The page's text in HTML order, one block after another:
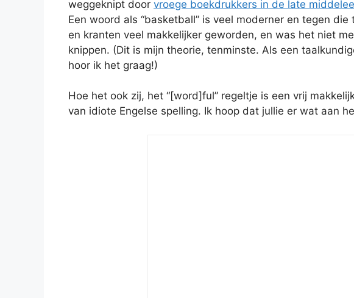
weggeknipt door vroege boekdrukkers in de late
Een woord als “basketball” is veel moderner en tegen
en kranten veel makkelijker geworden, en was het niet
knippen. (Dit is mijn theorie, tenminste. Als een
hoor ik het graag!)
Hoe het ook zij, het “[word]ful” regeltje is een vrij
van idiote Engelse spelling. Ik hoop dat jullie er wat aan